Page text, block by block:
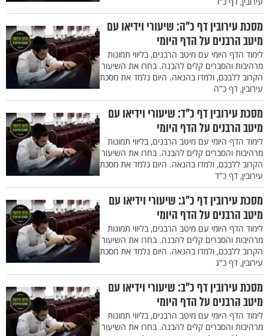
מסכת עירובין דף כ"ה: שיעורי וידיאו עם
מיטב הרבנים על הדף היומי
לימוד הדף היומי עם מיטב הרבנים, בליווי תמונות
מרהיבות והסברים קלים להבנה. בחרו את השיעור
הקרוב ללבכם, ולמדו בהנאה. היום נלמד את מסכת
עירובין, דף כ"ה
מסכת עירובין דף כ"ד: שיעורי וידיאו עם
מיטב הרבנים על הדף היומי
לימוד הדף היומי עם מיטב הרבנים, בליווי תמונות
מרהיבות והסברים קלים להבנה. בחרו את השיעור
הקרוב ללבכם, ולמדו בהנאה. היום נלמד את מסכת
עירובין, דף כ"ד
מסכת עירובין דף כ"ג: שיעורי וידיאו עם
מיטב הרבנים על הדף היומי
לימוד הדף היומי עם מיטב הרבנים, בליווי תמונות
מרהיבות והסברים קלים להבנה. בחרו את השיעור
הקרוב ללבכם, ולמדו בהנאה. היום נלמד את מסכת
עירובין, דף כ"ג
מסכת עירובין דף כ"ב: שיעורי וידיאו עם
מיטב הרבנים על הדף היומי
לימוד הדף היומי עם מיטב הרבנים, בליווי תמונות
מרהיבות והסברים קלים להבנה. בחרו את השיעור